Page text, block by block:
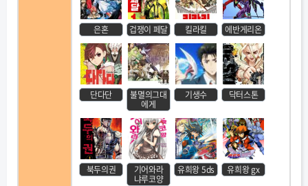
은혼 겁쟁이 페달 킬라킬 에반게리온
단다단 불멸의그대
에게
기생수 닥터스톤
북두의권 기어와라
냐루코양
유희왕 5ds 유희왕 gx